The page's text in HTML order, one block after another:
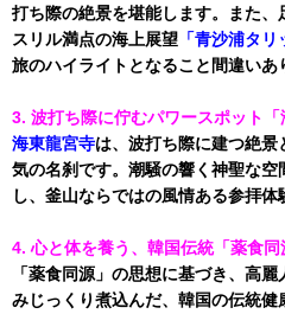
打ち際の絶景を堪能します。また
スリル満点の海上展望 「青沙浦タリ
旅のハイライトとなること間違いあ
3. 波打ち際に佇むパワースポット
海東龍宮寺は、波打ち際に建つ絶景
気の名刹です。潮騒の響く神聖な
し、釜山ならではの風情ある参拝体
4. 心と体を養う、韓国伝統「薬食
「薬食同源」の思想に基づき、高
みじっくり煮込んだ、韓国の伝統健